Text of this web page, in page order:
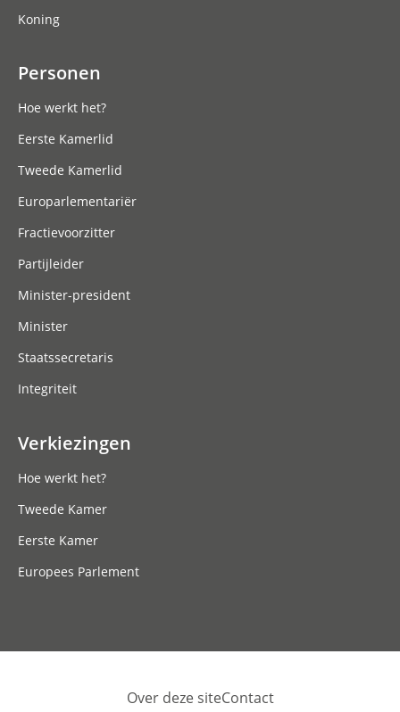
Koning
Personen
Hoe werkt het?
Eerste Kamerlid
Tweede Kamerlid
Europarlementariër
Fractievoorzitter
Partijleider
Minister-president
Minister
Staatssecretaris
Integriteit
Verkiezingen
Hoe werkt het?
Tweede Kamer
Eerste Kamer
Europees Parlement
Over deze siteContact